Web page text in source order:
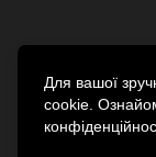
Для вашої
cookie.